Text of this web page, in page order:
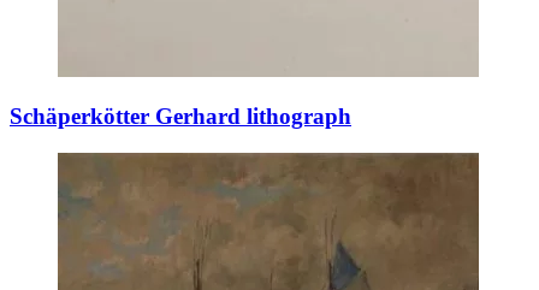
Schäperkötter Gerhard lithograph